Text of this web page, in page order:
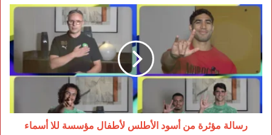
رسالة
من
أسود
الأطلس
لأطفال
مؤسسة
أسماء
رسالة مؤثرة من أسود الأطلس لأطفال مؤسسة للا أسماء